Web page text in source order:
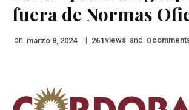
fuera de Normas
on marzo 8, 2024 | 261 views and 0